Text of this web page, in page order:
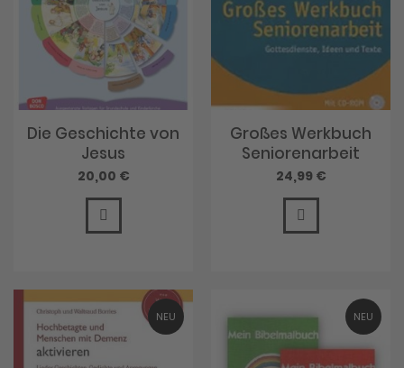
Die Geschichte von
Jesus
20,00 €
Großes Werkbuch
Seniorenarbeit
24,99 €
NEU NEU